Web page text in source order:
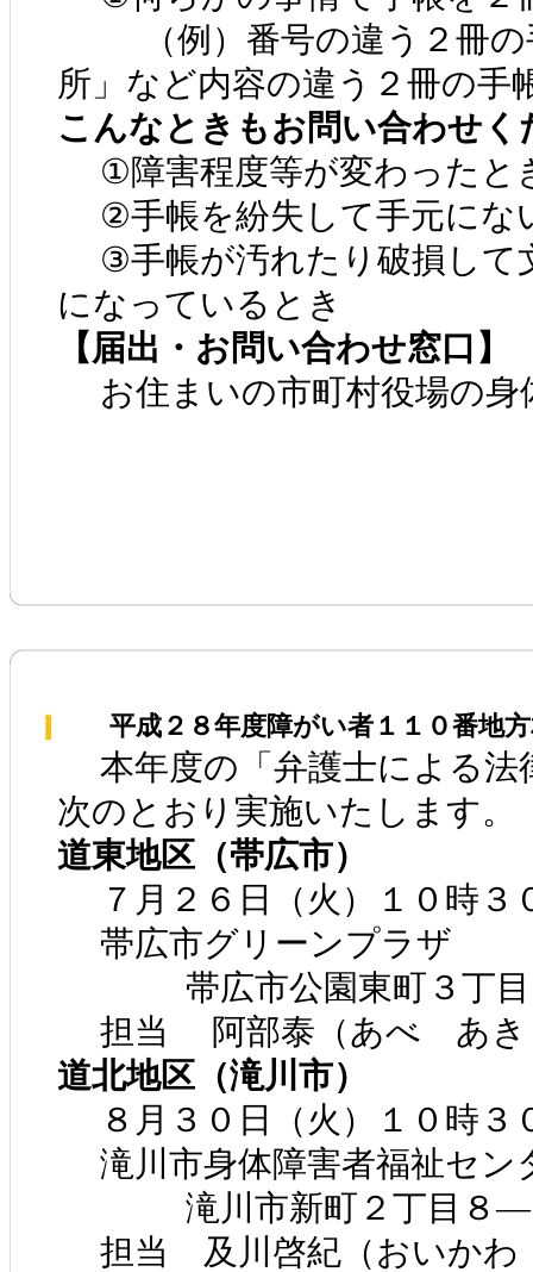
（例）番号の違う２冊の
所」など内容の違う２冊の手
こんなときもお問い合わせく
①障害程度等が変わったと
②手帳を紛失して手元にな
③手帳が汚れたり破損して
になっているとき
【届出・お問い合わせ窓口】
お住まいの市町村役場の身
平成２８年度障がい者１１０番地方
本年度の「弁護士による法
次のとおり実施いたします。
道東地区（帯広市）
７月２６日（火）１０時３
帯広市グリーンプラザ
帯広市公園東町３丁目
担当 阿部泰（あべ あき
道北地区（滝川市）
８月３０日（火）１０時３
滝川市身体障害者福祉セン
滝川市新町２丁目８―
担当 及川啓紀（おいかわ